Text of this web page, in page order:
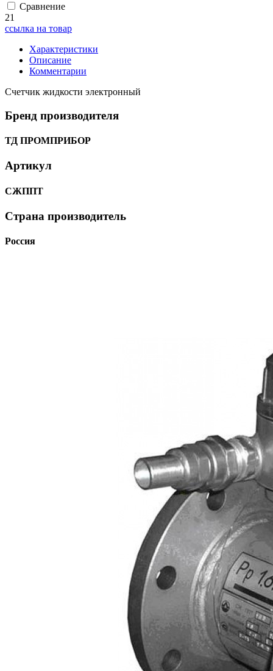
Сравнение
21
ссылка на товар
Характеристики
Описание
Комментарии
Счетчик жидкости электронный
Бренд производителя
ТД ПРОМПРИБОР
Артикул
СЖППТ
Страна производитель
Россия